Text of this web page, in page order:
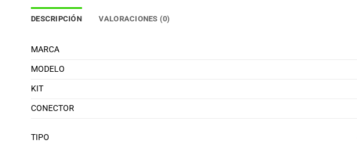
DESCRIPCIÓN VALORACIONES (0)
MARCA
MODELO
KIT
CONECTOR
TIPO